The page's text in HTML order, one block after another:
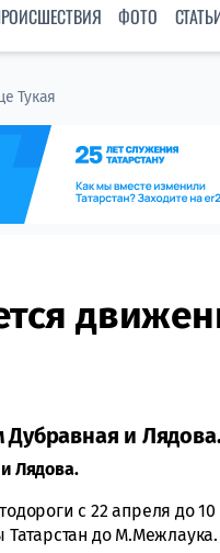
ФОТО
Тукая
Дубравная и
Лядова.
с 22 апреля до
Татарстан до М.Межлаука.